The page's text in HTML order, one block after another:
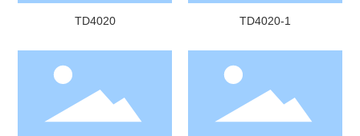
TD4020 TD4020-1